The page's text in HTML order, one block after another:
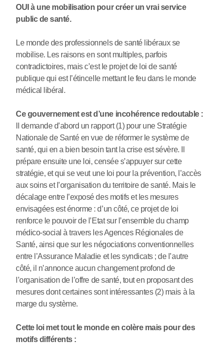
OUI à une mobilisation pour créer un vrai service
public de santé.
Le monde des professionnels de santé libéraux se
mobilise. Les raisons en sont multiples, parfois
contradictoires, mais c’est le projet de loi de santé
publique qui est l’étincelle mettant le feu dans le monde
médical libéral.
Ce gouvernement est d’une incohérence redoutable :
Il demande d’abord un rapport (1) pour une Stratégie
Nationale de Santé en vue de réformer le système de
santé, qui en a bien besoin tant la crise est sévère. Il
prépare ensuite une loi, censée s’appuyer sur cette
stratégie, et qui se veut une loi pour la prévention, l’accès
aux soins et l’organisation du territoire de santé. Mais le
décalage entre l’exposé des motifs et les mesures
envisagées est énorme : d’un côté, ce projet de loi
renforce le pouvoir de l’Etat sur l’ensemble du champ
médico-social à travers les Agences Régionales de
Santé, ainsi que sur les négociations conventionnelles
entre l’Assurance Maladie et les syndicats ; de l’autre
côté, il n’annonce aucun changement profond de
l’organisation de l’offre de santé, tout en proposant des
mesures dont certaines sont intéressantes (2) mais à la
marge du système.
Cette loi met tout le monde en colère mais pour des
motifs différents :